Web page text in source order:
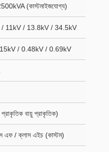
(কাস্টমাইজযোগ্য)
11kV / 13.8kV / 34.5kV
/ 0.48kV / 0.69kV
বায়ু প্রাকৃতিক)
এফ / ক্লাস এইচ (কাস্টম)